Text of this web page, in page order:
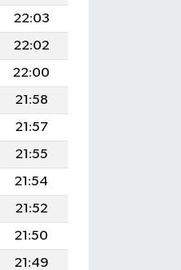
22:03
22:02
22:00
21:58
21:57
21:55
21:54
21:52
21:50
21:49